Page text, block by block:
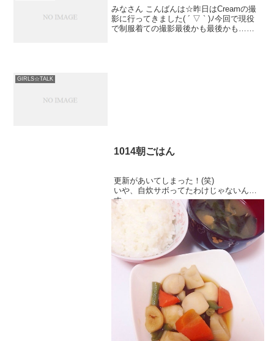
みなさん こんばんは☆昨日はCreamの撮
影に行ってきました( ´ ▽ ` )ﾉ今回で現役
で制服着ての撮影最後かも最後かも…と
GIRLS☆TALK
1014朝ごはん
更新があいてしまった！(笑)
いや、自炊サボってたわけじゃないんで
す…
作ったけど手抜きすぎたんで載せません
でした(´•ω•`；)
といっても、手抜きだけど！
今日の朝ごはん！